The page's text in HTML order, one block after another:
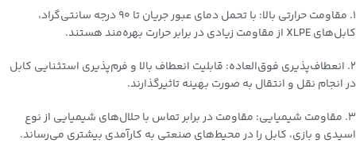
1. مقاومت حرارتی بالا: با تحمل دمای عبور جریان تا ۹۰ درجه سانتی‌گراد،
کابل‌های XLPE از مقاومت زیادی در برابر حرارت بهره‌مند هستند.
2. انعطاف‌پذیری فوق‌العاده: قابلیت انعطاف بالا و فرم‌پذیری استثنایی کابل
در انجام نقل و انتقال به صورت بهینه تاثیرگذارند.
3. مقاومت شیمیایی: مقاومت در برابر تماس با حلال‌های شیمیایی از نوع
اسیدی و بازی، کابل را در محیط‌های صنعتی به کارآمدی بیشتری می‌رساند.